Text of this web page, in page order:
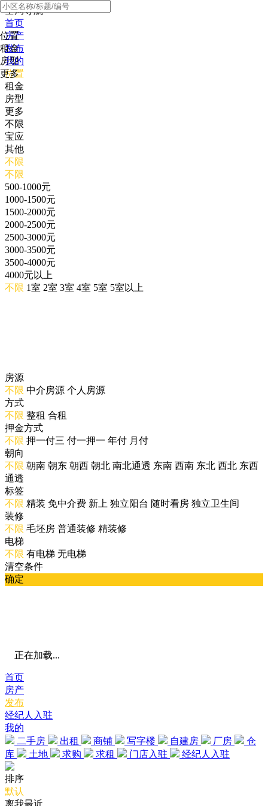
全局导航
首页
房产
发布
我的
位置
租金
房型
更多
位置
租金
房型
更多
不限
宝应
其他
不限
不限
500-1000元
1000-1500元
1500-2000元
2000-2500元
2500-3000元
3000-3500元
3500-4000元
4000元以上
不限 1室 2室 3室 4室 5室 5室以上
房源
不限 中介房源 个人房源
方式
不限 整租 合租
押金方式
不限 押一付三 付一押一 年付 月付
朝向
不限 朝南 朝东 朝西 朝北 南北通透 东南 西南 东北 西北 东西
通透
标签
不限 精装 免中介费 新上 独立阳台 随时看房 独立卫生间
装修
不限 毛坯房 普通装修 精装修
电梯
不限 有电梯 无电梯
清空条件
确定
正在加载...
首页
房产
发布
经纪人入驻
我的
二手房
出租 商铺 写字楼 自建房 厂房
仓
库
土地 求购 求租 门店入驻 经纪人入驻
排序
默认
离我最近